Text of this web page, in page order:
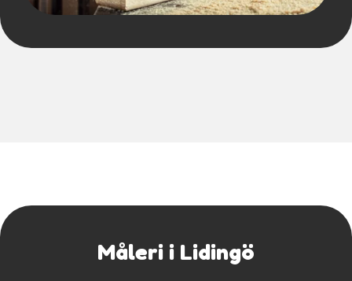
Måleri i Lidingö